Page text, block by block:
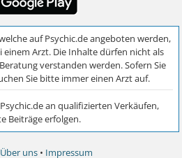
Über uns • Impressum